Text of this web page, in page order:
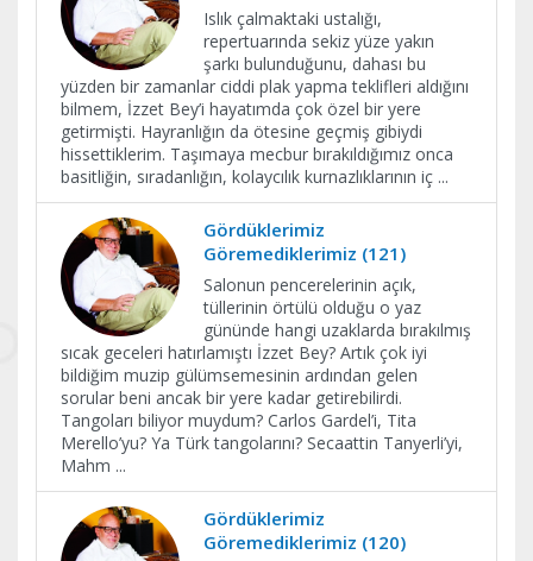
Islık çalmaktaki ustalığı,
repertuarında sekiz yüze yakın
şarkı bulunduğunu, dahası bu
yüzden bir zamanlar ciddi plak yapma teklifleri aldığını
bilmem, İzzet Bey’i hayatımda çok özel bir yere
getirmişti. Hayranlığın da ötesine geçmiş gibiydi
hissettiklerim. Taşımaya mecbur bırakıldığımız onca
basitliğin, sıradanlığın, kolaycılık kurnazlıklarının iç ...
Gördüklerimiz
Göremediklerimiz (121)
Salonun pencerelerinin açık,
tüllerinin örtülü olduğu o yaz
gününde hangi uzaklarda bırakılmış
sıcak geceleri hatırlamıştı İzzet Bey? Artık çok iyi
bildiğim muzip gülümsemesinin ardından gelen
sorular beni ancak bir yere kadar getirebilirdi.
Tangoları biliyor muydum? Carlos Gardel’i, Tita
Merello’yu? Ya Türk tangolarını? Secaattin Tanyerli’yi,
Mahm ...
Gördüklerimiz
Göremediklerimiz (120)